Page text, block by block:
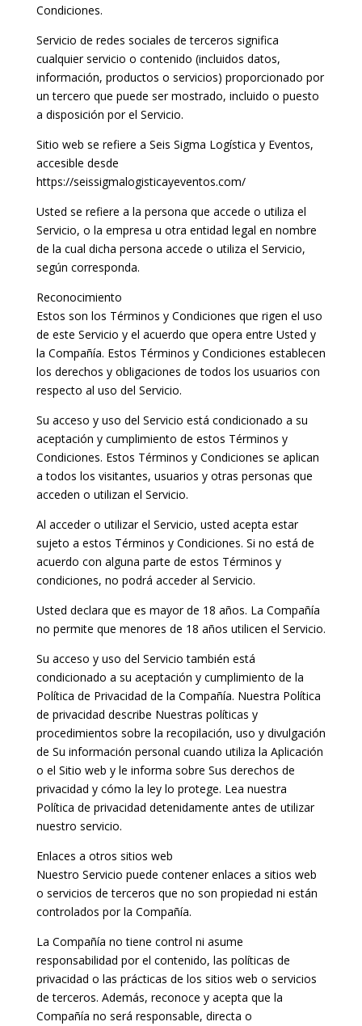
Condiciones.
Servicio de redes sociales de terceros significa
cualquier servicio o contenido (incluidos datos,
información, productos o servicios) proporcionado por
un tercero que puede ser mostrado, incluido o puesto
a disposición por el Servicio.
Sitio web se refiere a Seis Sigma Logística y Eventos,
accesible desde
https://seissigmalogisticayeventos.com/
Usted se refiere a la persona que accede o utiliza el
Servicio, o la empresa u otra entidad legal en nombre
de la cual dicha persona accede o utiliza el Servicio,
según corresponda.
Reconocimiento
Estos son los Términos y Condiciones que rigen el uso
de este Servicio y el acuerdo que opera entre Usted y
la Compañía. Estos Términos y Condiciones establecen
los derechos y obligaciones de todos los usuarios con
respecto al uso del Servicio.
Su acceso y uso del Servicio está condicionado a su
aceptación y cumplimiento de estos Términos y
Condiciones. Estos Términos y Condiciones se aplican
a todos los visitantes, usuarios y otras personas que
acceden o utilizan el Servicio.
Al acceder o utilizar el Servicio, usted acepta estar
sujeto a estos Términos y Condiciones. Si no está de
acuerdo con alguna parte de estos Términos y
condiciones, no podrá acceder al Servicio.
Usted declara que es mayor de 18 años. La Compañía
no permite que menores de 18 años utilicen el Servicio.
Su acceso y uso del Servicio también está
condicionado a su aceptación y cumplimiento de la
Política de Privacidad de la Compañía. Nuestra Política
de privacidad describe Nuestras políticas y
procedimientos sobre la recopilación, uso y divulgación
de Su información personal cuando utiliza la Aplicación
o el Sitio web y le informa sobre Sus derechos de
privacidad y cómo la ley lo protege. Lea nuestra
Política de privacidad detenidamente antes de utilizar
nuestro servicio.
Enlaces a otros sitios web
Nuestro Servicio puede contener enlaces a sitios web
o servicios de terceros que no son propiedad ni están
controlados por la Compañía.
La Compañía no tiene control ni asume
responsabilidad por el contenido, las políticas de
privacidad o las prácticas de los sitios web o servicios
de terceros. Además, reconoce y acepta que la
Compañía no será responsable, directa o